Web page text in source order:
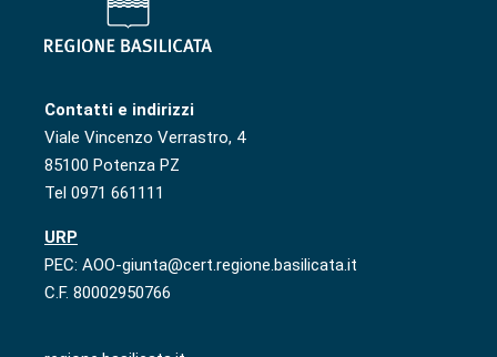
Contatti e indirizzi
Viale Vincenzo Verrastro, 4
85100 Potenza PZ
Tel 0971 661111
URP
PEC: AOO-giunta@cert.regione.basilicata.it
C.F. 80002950766